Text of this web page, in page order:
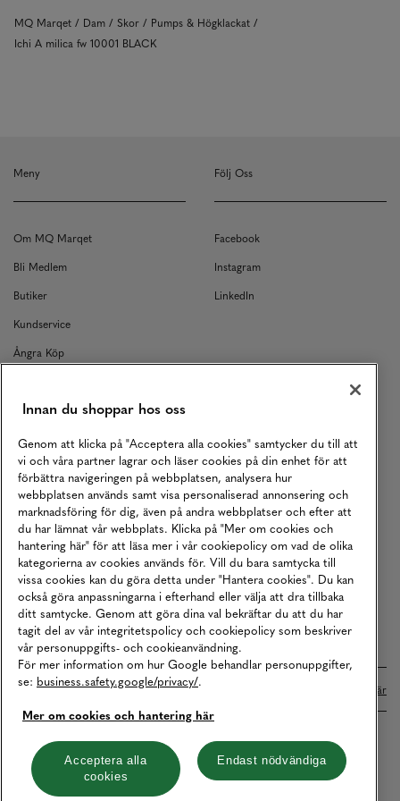
MQ Marqet Dam Skor
Pumps & Högklackat
Ichi A milica fw 10001 BLACK
Meny
Om MQ Marqet
Bli Medlem
Butiker
Kundservice
Ångra Köp
Returer
Köpvillkor
Karriär
Vårt Ansvar
Våra Tjänster
Press
Studentrabatt
B2B
Tillgänglighetsredogörelse
Följ Oss
Facebook
Instagram
LinkedIn
Betalningar online sköts i samarbete med Klarna. Läs mer här
Cookies Integritetspolicy
Hantera cookies
Innan du shoppar hos oss
Genom att klicka på "Acceptera alla cookies" samtycker du till att
vi och våra partner lagrar och läser cookies på din enhet för att
förbättra navigeringen på webbplatsen, analysera hur
webbplatsen används samt visa personaliserad annonsering och
marknadsföring för dig, även på andra webbplatser och efter att
du har lämnat vår webbplats. Klicka på "Mer om cookies och
hantering här" för att läsa mer i vår cookiepolicy om vad de olika
kategorierna av cookies används för. Vill du bara samtycka till
vissa cookies kan du göra detta under "Hantera cookies". Du kan
också göra anpassningarna i efterhand eller välja att dra tillbaka
ditt samtycke. Genom att göra dina val bekräftar du att du har
tagit del av vår integritetspolicy och cookiepolicy som beskriver
vår personuppgifts- och cookieanvändning.
För mer information om hur Google behandlar personuppgifter,
se: business.safety.google/privacy/.
Mer om cookies och hantering här
Acceptera alla
cookies
Endast nödvändiga